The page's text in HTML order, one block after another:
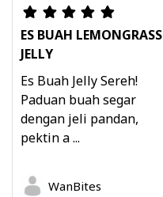
ES BUAH LEMONGRASS
JELLY
Es Buah Jelly Sereh!
Paduan buah segar
dengan jeli pandan,
pektin a ...
WanBites